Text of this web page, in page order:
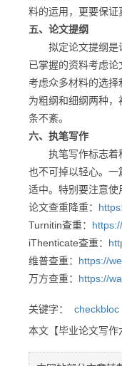
料的运用，更要保证
五、论文提纲
拟定论文提纲是论
已掌握的资料考虑
考虑众多材料的选
为粗纲和细纲两种
条不紊。
六、执笔写作
执笔写作标志着科
也不可掉以轻心。
适中。特别要注意使
论文查重降重：
Turnitin查重：
iThenticate查重：
维普查重： https://
万方查重： https://
关键字： checkbloc
本文【毕业论文写作